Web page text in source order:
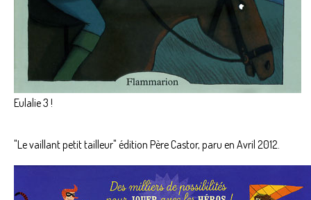
Eulalie 3 !
"Le vaillant petit tailleur" édition Père Castor, paru en Avril 2012.